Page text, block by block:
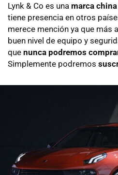
Lynk & Co es una marca
tiene presencia en otros
merece mención ya que más
buen nivel de equipo y
que nunca podremos
Simplemente podremos